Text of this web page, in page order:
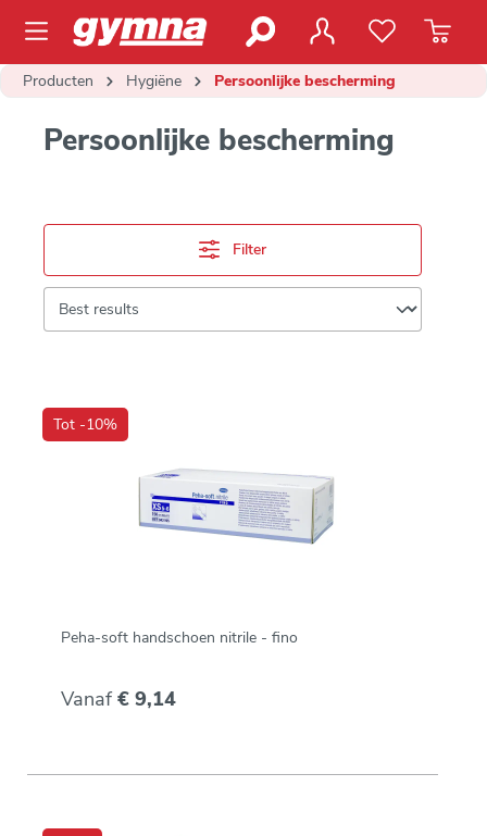
hoofdinhoud
Producten Hygiëne Persoonlijke bescherming
Persoonlijke bescherming
Filter
Tot -10%
Peha-soft handschoen nitrile - fino
Vanaf€ 9,14